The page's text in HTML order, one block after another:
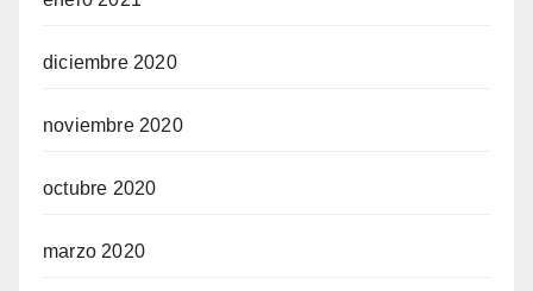
diciembre 2020
noviembre 2020
octubre 2020
marzo 2020